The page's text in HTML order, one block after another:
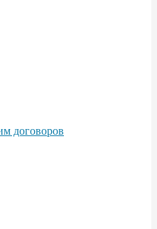
договоров